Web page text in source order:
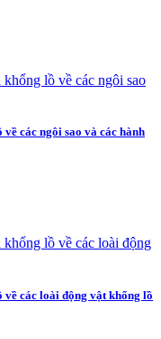
các ngôi sao và các hành
về các loài động vật khổng lồ